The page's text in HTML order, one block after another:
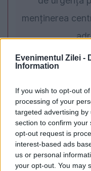
Evenimentul Zilei -
Information
If you wish to opt-out
processing of your
targeted advertising
section to confirm your
opt-out request is
interest-based ads
us or personal
your opt-out. You may
menținerea